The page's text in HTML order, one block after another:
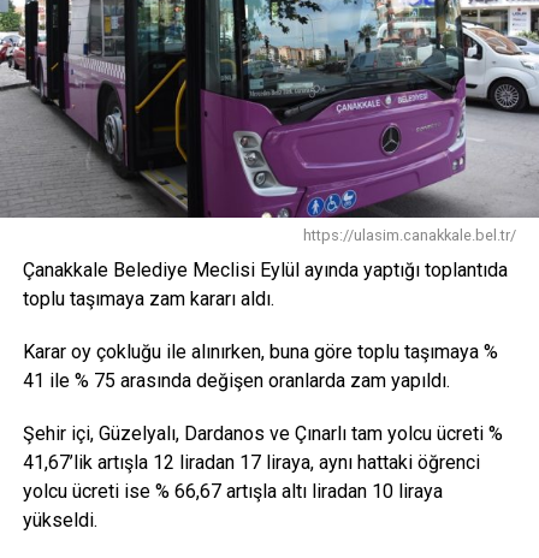
https://ulasim.canakkale.bel.tr/
Çanakkale Belediye Meclisi Eylül ayında yaptığı toplantıda
toplu taşımaya zam kararı aldı.
Karar oy çokluğu ile alınırken, buna göre toplu taşımaya %
41 ile % 75 arasında değişen oranlarda zam yapıldı.
Şehir içi, Güzelyalı, Dardanos ve Çınarlı tam yolcu ücreti %
41,67’lik artışla 12 liradan 17 liraya, aynı hattaki öğrenci
yolcu ücreti ise % 66,67 artışla altı liradan 10 liraya
yükseldi.